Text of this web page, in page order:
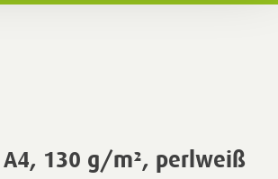
A4, 130 g/m², perlweiß